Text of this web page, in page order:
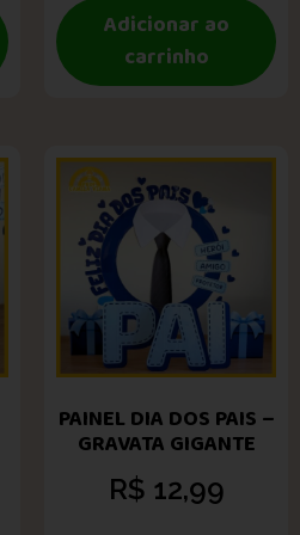
Adicionar ao
carrinho
PAINEL DIA DOS PAIS –
GRAVATA GIGANTE
R$ 12,99